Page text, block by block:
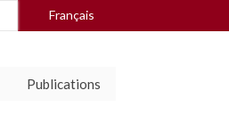
Français
Publications